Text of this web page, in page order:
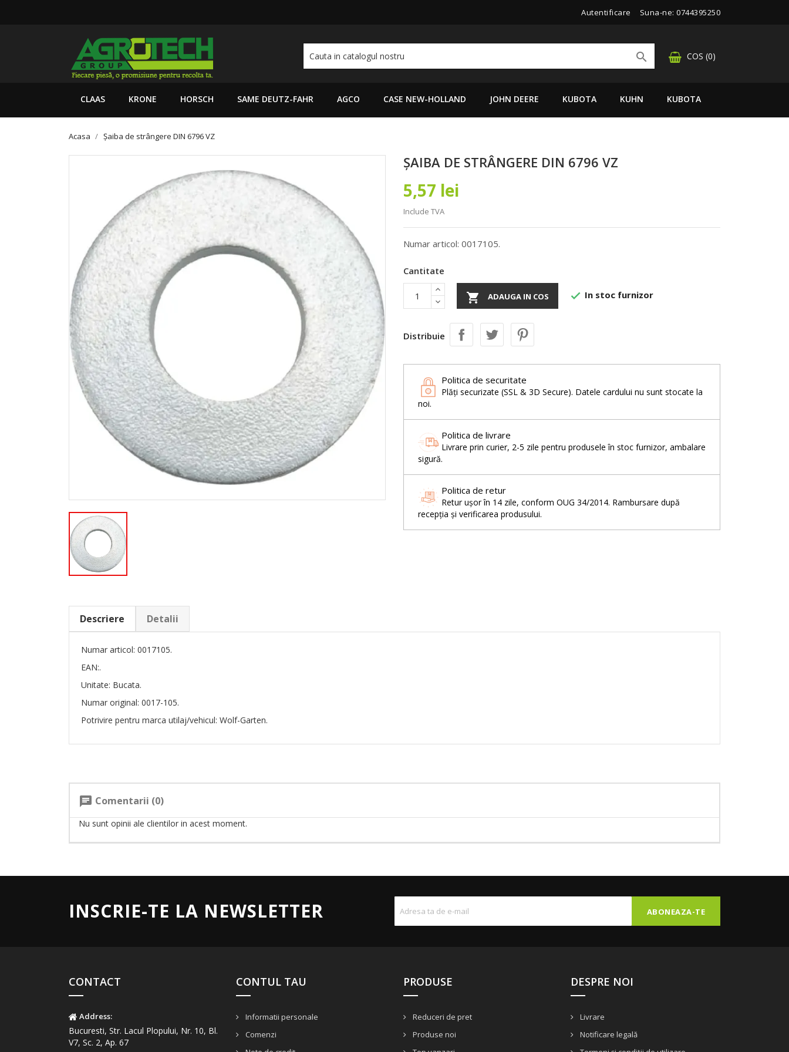
Autentificare Suna-ne: 0744395250
COS (0)

CLAAS KRONE HORSCH SAME DEUTZ-FAHR AGCO CASE NEW-HOLLAND JOHN DEERE KUBOTA KUHN KUBOTA
Acasa Șaiba de strângere DIN 6796 VZ
ȘAIBA DE STRÂNGERE DIN 6796 VZ
5,57 lei
Include TVA
Numar articol: 0017105.
Cantitate
 ADAUGA IN COS  In stoc furnizor
Distribuie
Politica de securitate
Plăți securizate (SSL & 3D Secure). Datele cardului nu sunt stocate la
noi.
Politica de livrare
Livrare prin curier, 2-5 zile pentru produsele în stoc furnizor, ambalare
sigură.
Politica de retur
Retur ușor în 14 zile, conform OUG 34/2014. Rambursare după
recepția și verificarea produsului.
Descriere Detalii
Numar articol: 0017105.
EAN:.
Unitate: Bucata.
Numar original: 0017-105.
Potrivire pentru marca utilaj/vehicul: Wolf-Garten.
chat Comentarii (0)
Nu sunt opinii ale clientilor in acest moment.
INSCRIE-TE LA NEWSLETTER
CONTACT
Address:
Bucuresti, Str. Lacul Plopului, Nr. 10, Bl.
V7, Sc. 2, Ap. 67
CONTUL TAU
Informatii personale
Comenzi
PRODUSE
Reduceri de pret
Produse noi
DESPRE NOI
Livrare
Notificare legală